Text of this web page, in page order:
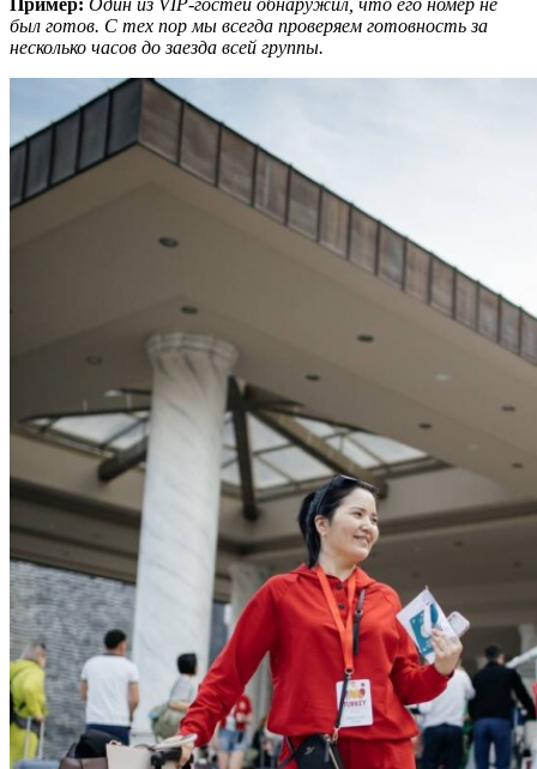
был готов. С тех пор мы всегда проверяем готовность за
несколько часов до заезда всей группы.